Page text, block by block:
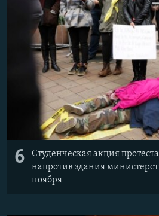
6
Студенческая акция
напротив здания
ноября